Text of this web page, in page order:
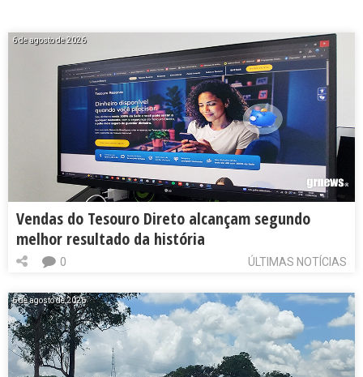
6 de agosto de 2026
Vendas do Tesouro Direto alcançam segundo
melhor resultado da história
ÚLTIMAS NOTÍCIAS
0
6 de agosto de 2026